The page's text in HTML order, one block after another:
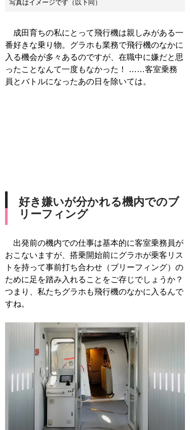
写真はイメージです（以下同）
成田育ちの私にとって飛行機は親しみがある一
番好きな乗り物。グラホも業務で飛行機のなかに
入る機会が多々あるのですが、在職中に嫌だと思
ったことなんて一度もなかった！ ……客室乗務
員とバトルになったあの日を除いては。
好き嫌いが分かれる機内でのブ
リーフィング
出発前の機内での仕事は基本的に客室乗務員が
おこないますが、搭乗開始前にグラホが乗客リス
トを持って事前打ち合わせ（ブリーフィング）の
ために足を踏み入れることをご存じでしょうか？
つまり、私たちグラホも飛行機のなかに入るんで
すね。